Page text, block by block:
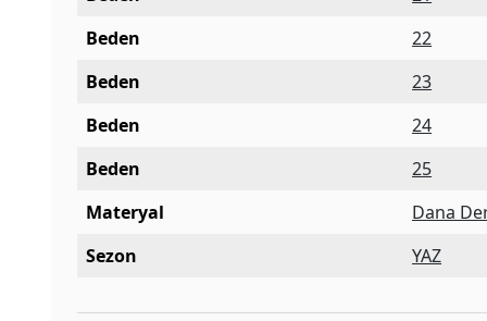
Beden
22
Beden
23
Beden
24
Beden
25
Materyal
Dana
Sezon
YAZ